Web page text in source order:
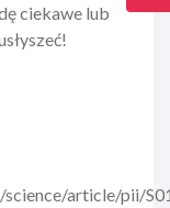
ciekawe lub
article/pii/